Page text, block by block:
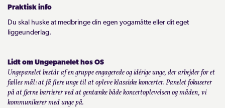
Praktisk info
Du skal huske at medbringe din egen yogamåtte eller dit eget
liggeunderlag.
Lidt om Ungepanelet hos OS
Ungepanelet består af en gruppe engagerede og idérige unge, der arbejder for et
fælles mål: at få flere unge til at opleve klassiske koncerter. Panelet fokuserer
på at fjerne barrierer ved at gentænke både koncertoplevelsen og måden, vi
kommunikerer med unge på.